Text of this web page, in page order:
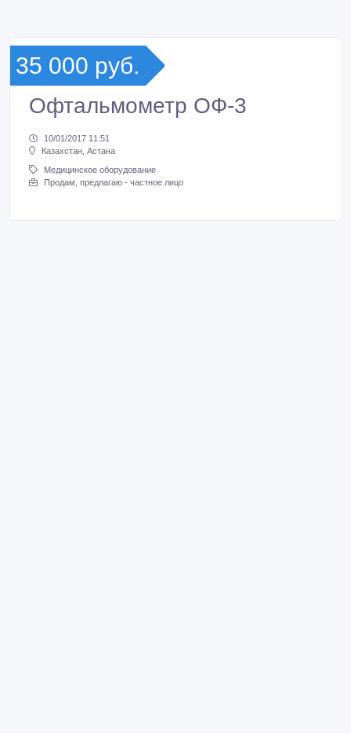
35 000 руб.
Офтальмометр ОФ-3
10/01/2017 11:51
Казахстан, Астана
Медицинское оборудование
Продам, предлагаю - частное лицо